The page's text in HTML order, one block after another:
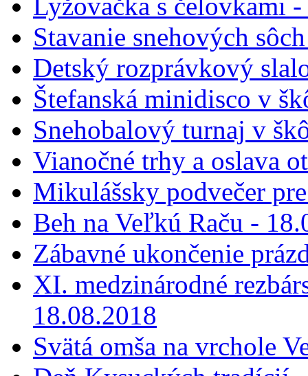
Stavanie snehových
Detský rozprávkový
Štefanská minidisco v
Snehobalový turnaj v
Vianočné trhy a oslava
Mikulášsky podvečer
Beh na Veľkú Raču -
Zábavné ukončenie
XI. medzinárodné
18.08.2018
Svätá omša na vrchole